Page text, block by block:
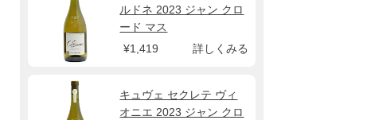
ルドネ 2023 ジャン クロ
ード マス
¥1,419
詳しくみる
キュヴェ セクレテ ヴィ
オニエ 2023 ジャン クロ